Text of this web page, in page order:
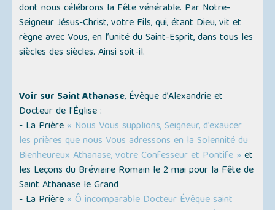
dont nous célébrons la Fête vénérable. Par Notre-
Seigneur Jésus-Christ, votre Fils, qui, étant Dieu, vit et
règne avec Vous, en l’unité du Saint-Esprit, dans tous les
siècles des siècles. Ainsi soit-il.
Voir sur Saint Athanase, Évêque d’Alexandrie et
Docteur de l'Église :
- La Prière « Nous Vous supplions, Seigneur, d’exaucer
les prières que nous Vous adressons en la Solennité du
Bienheureux Athanase, votre Confesseur et Pontife » et
les Leçons du Bréviaire Romain le 2 mai pour la Fête de
Saint Athanase le Grand
- La Prière « Ô incomparable Docteur Évêque saint